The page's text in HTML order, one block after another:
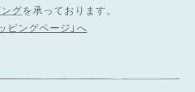
グを承っております。
ピングページ」へ